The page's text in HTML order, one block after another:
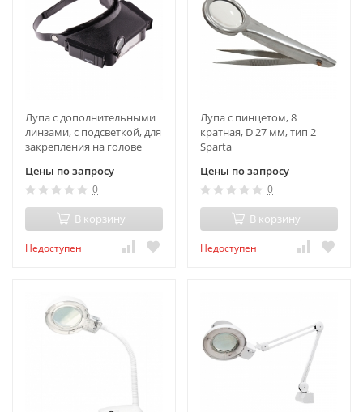
Лупа с дополнительными
линзами, с подсветкой, для
закрепления на голове
Цены по запросу
0
В корзину
Недоступен
Лупа с пинцетом, 8
кратная, D 27 мм, тип 2
Sparta
Цены по запросу
0
В корзину
Недоступен